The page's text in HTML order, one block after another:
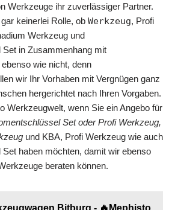
Werkzeuge ihr zuverlässiger Partner.
keinerlei Rolle, ob Werkzeug, Profi
Werkzeug und
in Zusammenhang mit
wie nicht, denn
wir Ihr Vorhaben mit Vergnügen ganz
hergerichtet nach Ihren Vorgaben.
Werkzeugwelt, wenn Sie ein Angebo für
Set oder Profi Werkzeug,
und KBA, Profi Werkzeug wie auch
haben möchten, damit wir ebenso
beraten können.
Bitburg - 🔥Mephisto